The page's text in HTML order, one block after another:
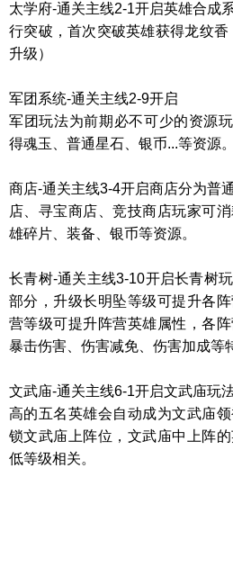
太学府-通关主线2-1开启英雄合成
行突破，首次突破英雄获得龙纹香
升级）
军团系统-通关主线2-9开启
军团玩法为前期必不可少的资源
得魂玉 、普通星石、银币...等资源。
商店-通关主线3-4开启商店分为普
店、 寻宝商店、竞技商店玩家可
雄碎片、装备、银币等资源。
长青树-通关主线3-10开启长青树
部分，升级长明坠等级可提升各
营等级可提升阵营英雄属性，各
暴击伤害、伤害减免、伤害加成等
文武庙-通关主线6-1开启文武庙玩
高的五名英雄会自动成为文武庙
锁文武庙 上阵位， 文武庙中上阵
低等级相关。